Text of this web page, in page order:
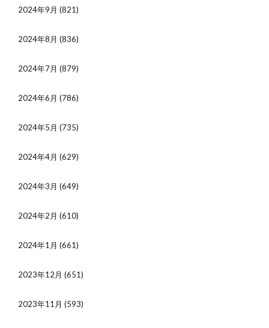
2024年9月 (821)
2024年8月 (836)
2024年7月 (879)
2024年6月 (786)
2024年5月 (735)
2024年4月 (629)
2024年3月 (649)
2024年2月 (610)
2024年1月 (661)
2023年12月 (651)
2023年11月 (593)